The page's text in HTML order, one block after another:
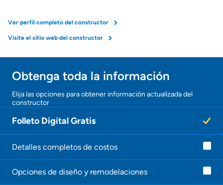
Ver perfil completo del constructor
Visite el sitio web del constructor
Obtenga toda la información
Elija las opciones para obtener información actualizada del
constructor
Folleto Digital Gratis
Detalles completos de costos
Opciones de diseño y remodelaciones